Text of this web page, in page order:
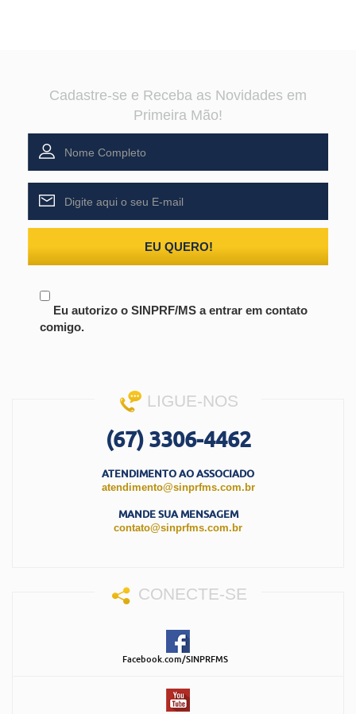
Cadastre-se e Receba as Novidades em
Primeira Mão!
EU QUERO!
Eu autorizo o SINPRF/MS a entrar em contato
comigo.
LIGUE-NOS
(67) 3306-4462
ATENDIMENTO AO ASSOCIADO
atendimento@sinprfms.com.br
MANDE SUA MENSAGEM
contato@sinprfms.com.br
CONECTE-SE
Facebook.com/SINPRFMS